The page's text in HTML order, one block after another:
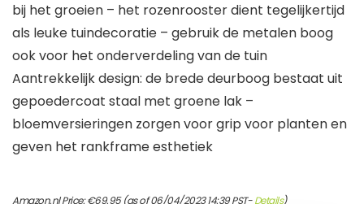
bij het groeien – het rozenrooster dient tegelijkertijd
als leuke tuindecoratie – gebruik de metalen boog
ook voor het onderverdeling van de tuin
Aantrekkelijk design: de brede deurboog bestaat uit
gepoedercoat staal met groene lak –
bloemversieringen zorgen voor grip voor planten en
geven het rankframe esthetiek
Amazon.nl Price:€69.95(as of 06/04/2023 14:39 PST-Details)